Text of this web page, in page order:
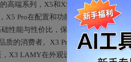
高端系列，X5和X5 Pro均搭载本地
X5 Pro在配置和功能上相对X5有所升
性能与性价比，保留了科大讯飞智
质的消费者。X3 Pro在X3的基础上进
X3 LAMY在外观设计和手写笔方面